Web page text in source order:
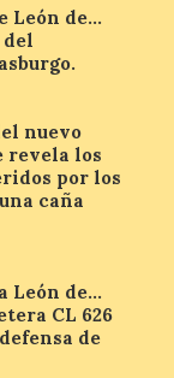
León de…
del
nuevo
revela los
por los
caña
León de…
CL 626
de